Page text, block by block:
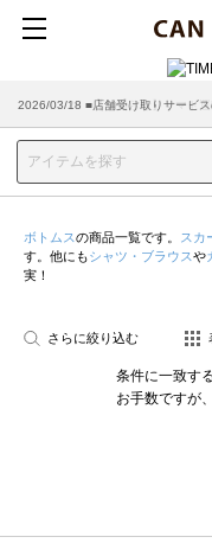
2026/07/29 ■【お知らせ】ヤマト運
2026/03/18 ■店舗受け取りサービス
ボトムスの商品一覧です。 スカ
す。他にもシャツ・ブラウスや
実！
さらに絞り込む
条件に一致す
お手数ですが